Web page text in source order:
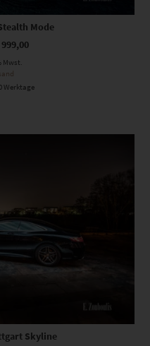
Mode
999,00
Mwst.
Werktage
auf. Die Optionen können auf der Produktseite gewählt werden
Skyline